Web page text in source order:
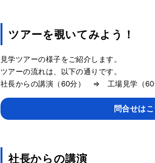
ツアーを覗いてみよう！
見学ツアーの様子をご紹介します。
ツアーの流れは、以下の通りです。
社長からの講演（60分） ⇒ 工場見学（60
問合せは
社長からの講演